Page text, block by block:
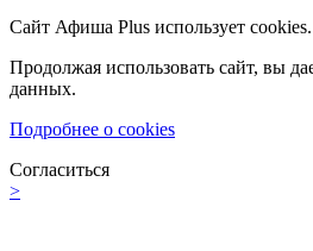
Сайт Афиша Plus использует cookies.
Продолжая использовать сайт, вы
данных.
Подробнее о cookies
Согласиться
>